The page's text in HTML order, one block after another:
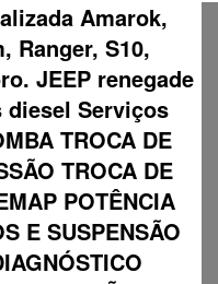
Amarok,
Ranger, S10,
JEEP renegade
diesel Serviços
TROCA DE
TROCA DE
POTÊNCIA
E SUSPENSÃO